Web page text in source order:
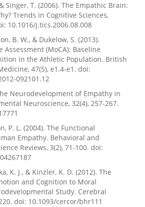
Singer, T. (2006). The Empathic Brain:
Trends in Cognitive Sciences,
10.1016/j.tics.2006.08.008
B. W., & Dukelow, S. (2013).
Assessment (MoCA): Baseline
in the Athletic Population. British
47(5), e1.4-e1. doi:
092101.12
Neurodevelopment of Empathy in
Neuroscience, 32(4), 257-267.
P. L. (2004). The Functional
Empathy. Behavioral and
Reviews, 3(2), 71-100. doi:
K. J., & Kinzler, K. D. (2012). The
and Cognition to Moral
Study. Cerebral
doi: 10.1093/cercor/bhr111